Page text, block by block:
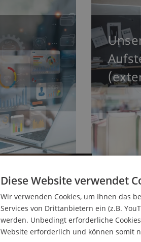
Diese Website verwendet
Wir verwenden Cookies, um Ihnen das
Services von Drittanbietern ein (z.B.
werden. Unbedingt erforderliche
Website erforderlich und können somit